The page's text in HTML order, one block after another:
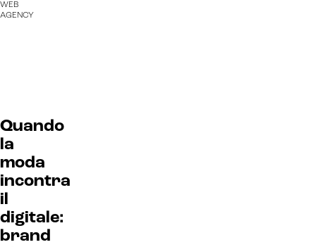
WEB
AGENCY
Quando
la
moda
incontra
il
digitale:
brand